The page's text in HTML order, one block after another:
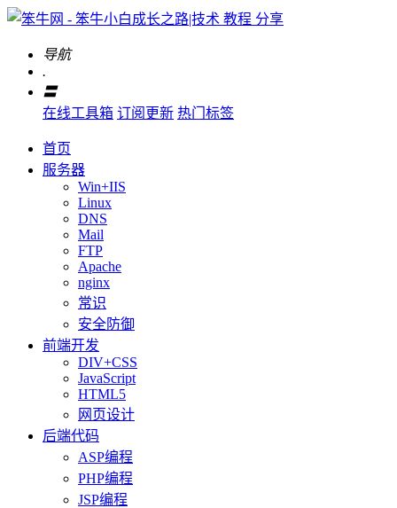
导航
.
〓
在线工具箱 订阅更新 热门标签
首页
服务器
Win+IIS
Linux
DNS
Mail
FTP
Apache
nginx
常识
安全防御
前端开发
DIV+CSS
JavaScript
HTML5
网页设计
后端代码
ASP编程
PHP编程
JSP编程